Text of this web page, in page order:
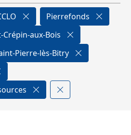
Pierrefonds
Crépin-aux-Bois
Pierre-lès-Bitry